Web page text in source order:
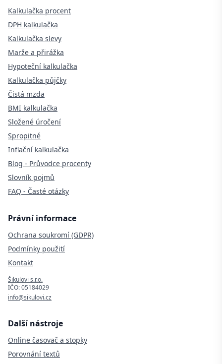
Kalkulačka procent
DPH kalkulačka
Kalkulačka slevy
Marže a přirážka
Hypoteční kalkulačka
Kalkulačka půjčky
Čistá mzda
BMI kalkulačka
Složené úročení
Spropitné
Inflační kalkulačka
Blog - Průvodce procenty
Slovník pojmů
FAQ - Časté otázky
Právní informace
Ochrana soukromí (GDPR)
Podmínky použití
Kontakt
Šikulovi s.r.o.
IČO: 05184029
info@sikulovi.cz
Další nástroje
Online časovač a stopky
Porovnání textů